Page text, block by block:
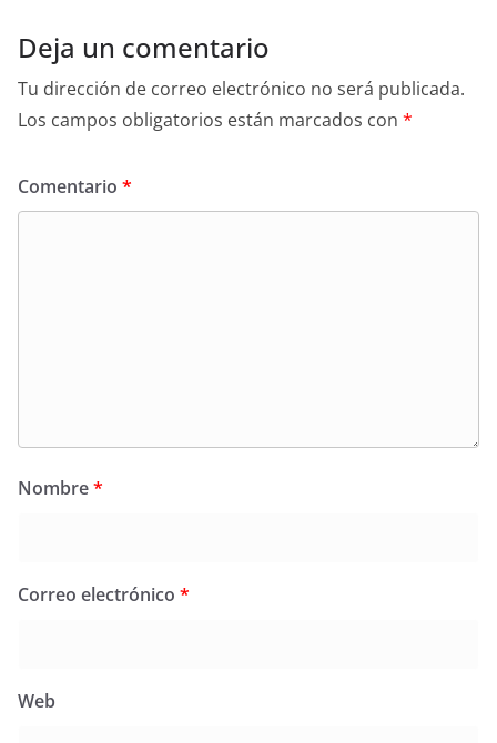
Deja un comentario
Tu dirección de correo electrónico no será publicada.
Los campos obligatorios están marcados con *
Comentario *
Nombre*
Correo electrónico *
Web